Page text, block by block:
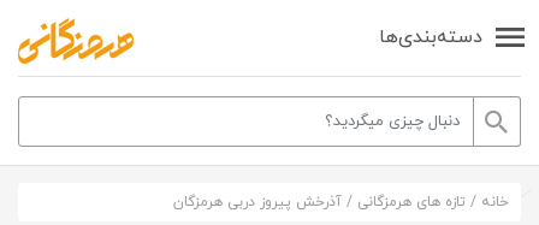
دسته‌بندی‌ها
خانه / تازه های هرمزگانی / آذرخش پیروز دربی هرمزگان